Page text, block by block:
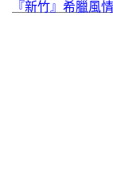
『新竹』希臘風